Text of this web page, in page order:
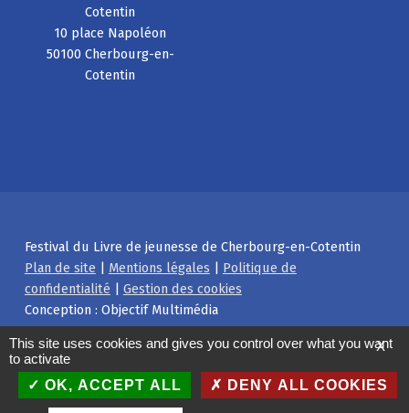
Cotentin
10 place Napoléon
50100 Cherbourg-en-
Cotentin
Festival du Livre de jeunesse de Cherbourg-en-Cotentin
Plan de site | Mentions légales | Politique de
confidentialité | Gestion des cookies
Conception : Objectif Multimédia
Facebook
Instagram
Back to top ↑ X
This site uses cookies and gives you control over what you want
to activate
OK, ACCEPT ALL
DENY ALL COOKIES